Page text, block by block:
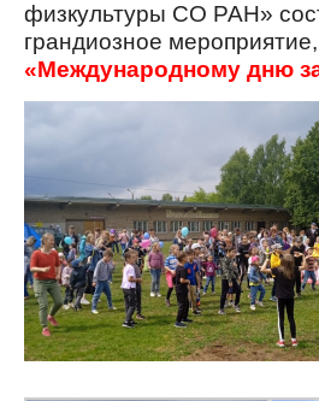
физкультуры СО РАН»
грандиозное мероприятие,
«Международному дню